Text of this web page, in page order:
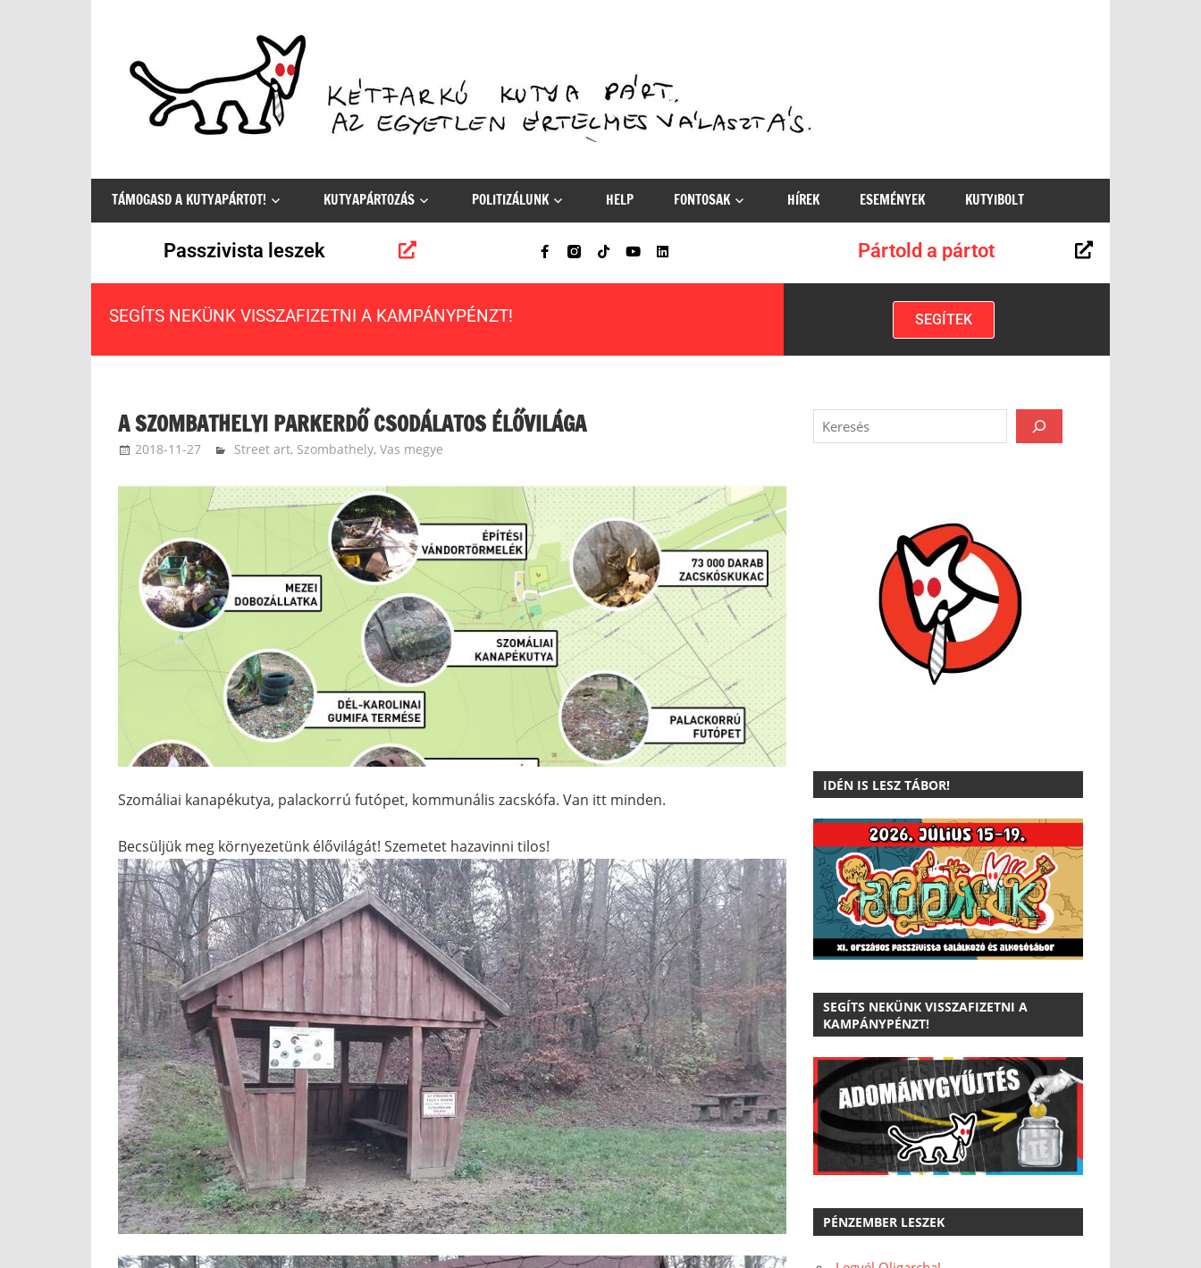
egyetlen
értelmes
választás
TÁMOGASD A KUTYAPÁRTOT! KUTYAPÁRTOZÁS POLITIZÁLUNK HELP FONTOSAK HÍREK ESEMÉNYEK KUTYIBOLT
Passzivista leszek Pártold a pártot
SEGÍTS NEKÜNK VISSZAFIZETNI A KAMPÁNYPÉNZT! SEGÍTEK
A SZOMBATHELYI PARKERDŐ CSODÁLATOS ÉLŐVILÁGA
2018-11-27 kovacsandrea
Street art, Szombathely,Vas megye
Szomáliai kanapékutya, palackorrú futópet, kommunális zacskófa. Van itt minden.
Becsüljük meg környezetünk élővilágát! Szemetet hazavinni tilos!
IDÉN IS LESZ TÁBOR!
SEGÍTS NEKÜNK VISSZAFIZETNI A
KAMPÁNYPÉNZT!
PÉNZEMBER LESZEK